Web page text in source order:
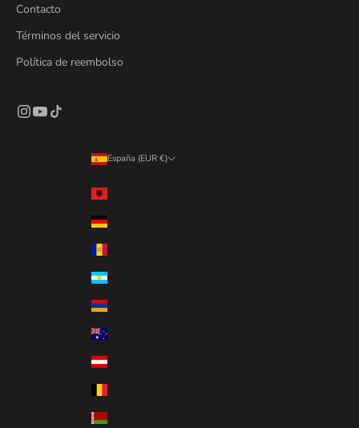
Contacto
Términos del servicio
Política de reembolso
España (EUR €)
Alemania (EUR €)
Argentina (ARS $)
Armenia (AMD դր.)
Australia (AUD $)
Austria (EUR €)
Bielorrusia (EUR €)